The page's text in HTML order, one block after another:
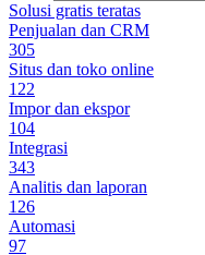
Solusi gratis teratas
Penjualan dan CRM
305
Situs dan toko online
122
Impor dan ekspor
104
Integrasi
343
Analitis dan laporan
126
Automasi
97